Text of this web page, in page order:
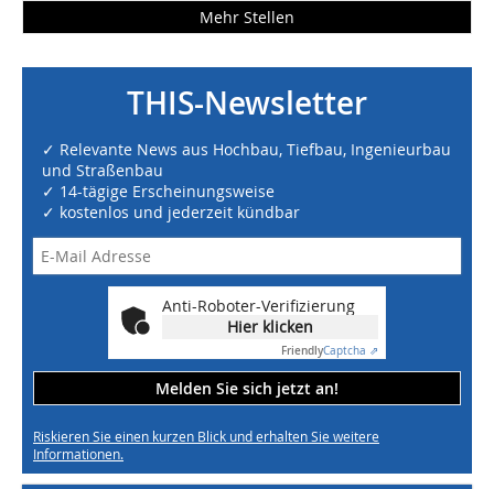
Mehr Stellen
THIS-Newsletter
✓ Relevante News aus Hochbau, Tiefbau, Ingenieurbau
und Straßenbau
✓ 14-tägige Erscheinungsweise
✓ kostenlos und jederzeit kündbar
Anti-Roboter-Verifizierung
Hier klicken
FriendlyCaptcha ⇗
Melden Sie sich jetzt an!
Riskieren Sie einen kurzen Blick und erhalten Sie weitere
Informationen.